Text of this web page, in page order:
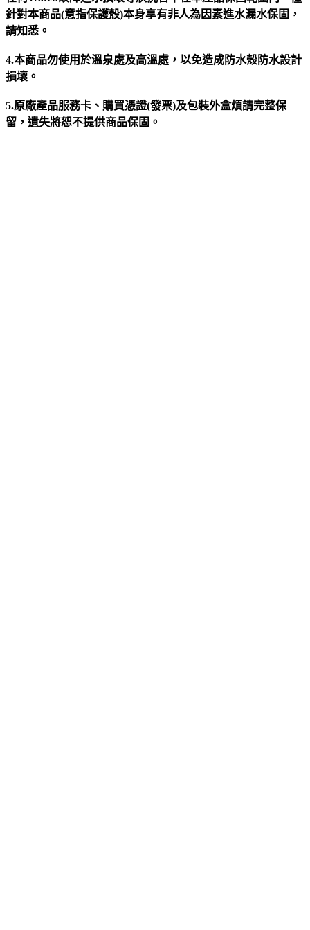
針對本商品(意指保護殼)本身享有非人為因素進水漏水保固，
請知悉。
4.本商品勿使用於溫泉處及高溫處，以免造成防水殼防水設計
損壞。
5.原廠產品服務卡、購買憑證(發票)及包裝外盒煩請完整保
留，遺失將恕不提供商品保固。